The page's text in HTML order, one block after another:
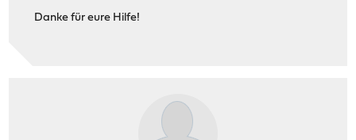
Danke für eure Hilfe!